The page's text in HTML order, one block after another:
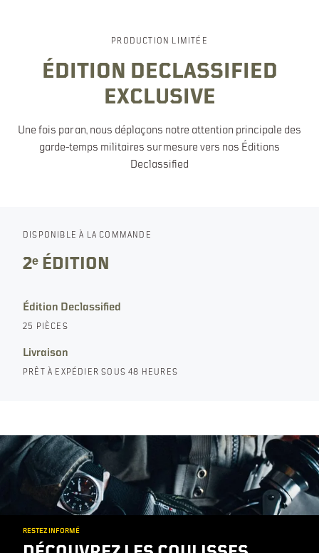
PRODUCTION LIMITÉE
ÉDITION DECLASSIFIED
EXCLUSIVE
Une fois par an, nous déplaçons notre attention principale des
garde-temps militaires sur mesure vers nos Éditions
Declassified
DISPONIBLE À LA COMMANDE
2ᵉ ÉDITION
Édition Declassified
25 PIÈCES
Livraison
PRÊT À EXPÉDIER SOUS 48 HEURES
RESTEZ INFORMÉ